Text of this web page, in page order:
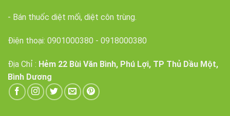
- Bán thuốc diệt mối, diệt côn trùng.
Điện thoại: 0901000380 - 0918000380
Địa Chỉ : Hẻm 22 Bùi Văn Bình, Phú Lợi, TP Thủ Dầu Một,
Bình Dương